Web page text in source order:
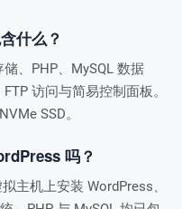
什么？
、PHP、MySQL 数据
访问与简易控制面板。
SSD。
吗？
主机上安装 WordPress、